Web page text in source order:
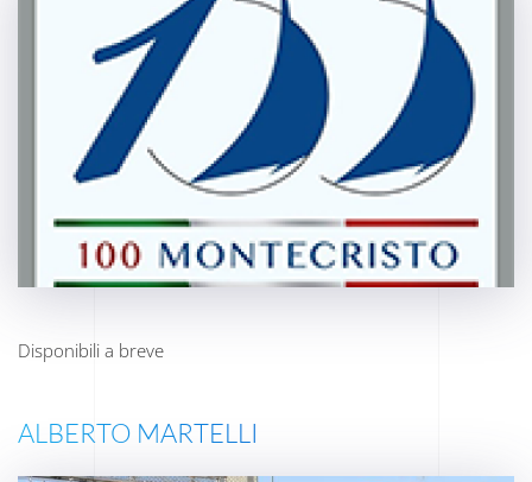
Disponibili a breve
ALBERTO MARTELLI